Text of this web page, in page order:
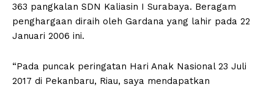
363 pangkalan SDN Kaliasin I Surabaya. Beragam
penghargaan diraih oleh Gardana yang lahir pada 22
Januari 2006 ini.
“Pada puncak peringatan Hari Anak Nasional 23 Juli
2017 di Pekanbaru, Riau, saya mendapatkan